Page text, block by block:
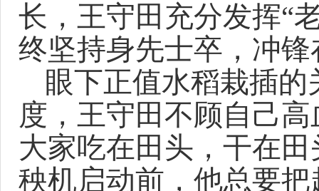
长，王守田充分发挥“
终坚持身先士卒，冲锋
眼下正值水稻栽插
度，王守田不顾自己
大家吃在田头，干在
秧机启动前，他总要